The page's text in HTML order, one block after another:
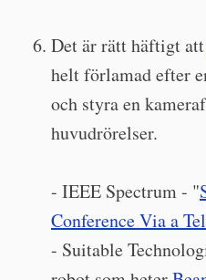
Det är rätt häftigt att
helt förlamad efter
och styra en
huvudrörelser.
- IEEE Spectrum - "
Conference Via a
- Suitable